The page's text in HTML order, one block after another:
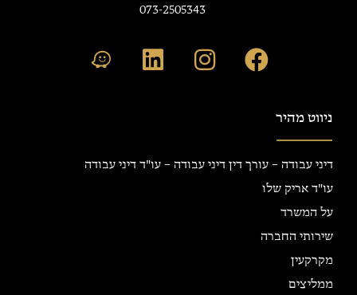
073-2505343
ניווט מהיר
דיני עבודה – עורך דין דיני עבודה – עו"ד דיני עבודה
עו"ד אריק שלו
על המשרד
שירותי החברה
מקרקעין
ממליצים